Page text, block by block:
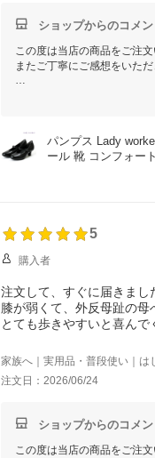
ショップからのコメン
この度は当店の商品をご注
またご丁寧にご感想をいた
今後もお客様にご満足いた
またのご来店スタッフ一同
パンプス Lady
ール 靴 コンフォー
5
購入者
注文して、すぐに届きまし
膝が弱くて、外反母趾の母
とても歩きやすいと喜んで
家族へ｜実用品・普段使い｜は
注文日：2026/06/24
ショップからのコメン
この度は当店の商品をご注